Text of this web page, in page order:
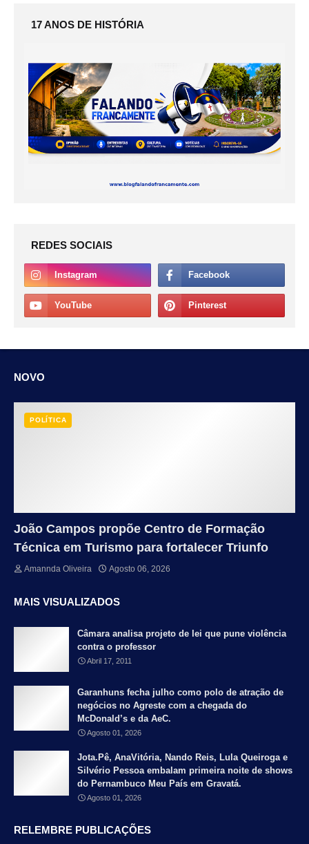
17 ANOS DE HISTÓRIA
REDES SOCIAIS
NOVO
POLÍTICA
João Campos propõe Centro de Formação
Técnica em Turismo para fortalecer Triunfo
Amannda Oliveira Agosto 06, 2026
MAIS VISUALIZADOS
Câmara analisa projeto de lei que pune violência
contra o professor
Abril 17, 2011
Garanhuns fecha julho como polo de atração de
negócios no Agreste com a chegada do
McDonald’s e da AeC.
Agosto 01, 2026
Jota.Pê, AnaVitória, Nando Reis, Lula Queiroga e
Silvério Pessoa embalam primeira noite de shows
do Pernambuco Meu País em Gravatá.
Agosto 01, 2026
RELEMBRE PUBLICAÇÕES